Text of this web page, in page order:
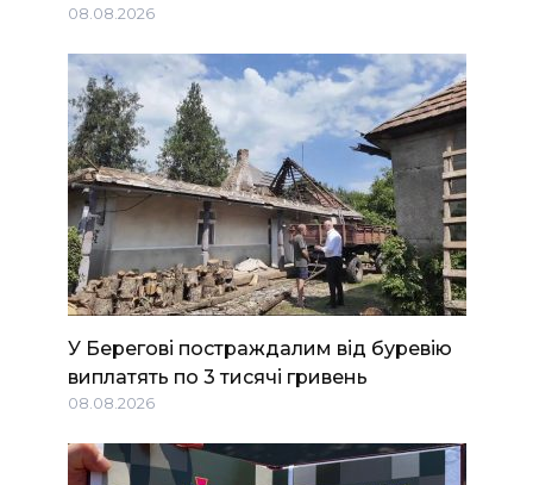
08.08.2026
У Берегові постраждалим від буревію
виплатять по 3 тисячі гривень
08.08.2026